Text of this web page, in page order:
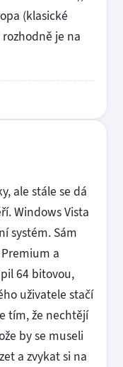
(klasické
je na
ale stále se dá
Windows Vista
systém. Sám
a
64 bitovou,
uživatele stačí
tím, že nechtějí
by se museli
a zvykat si na